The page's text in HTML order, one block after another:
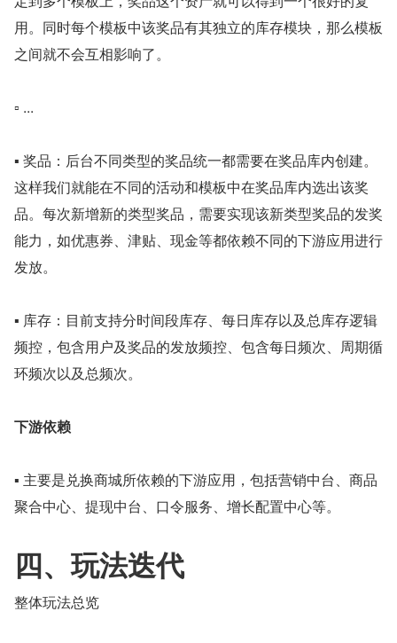
用。同时每个模板中该奖品有其独立的库存模块，那么模板
之间就不会互相影响了。
▫ ...
▪ 奖品：后台不同类型的奖品统一都需要在奖品库内创建。
这样我们就能在不同的活动和模板中在奖品库内选出该奖
品。每次新增新的类型奖品，需要实现该新类型奖品的发奖
能力，如优惠券、津贴、现金等都依赖不同的下游应用进行
发放。
▪ 库存：目前支持分时间段库存、每日库存以及总库存逻辑
频控，包含用户及奖品的发放频控、包含每日频次、周期循
环频次以及总频次。
下游依赖
▪ 主要是兑换商城所依赖的下游应用，包括营销中台、商品
聚合中心、提现中台、口令服务、增长配置中心等。
四、玩法迭代
整体玩法总览